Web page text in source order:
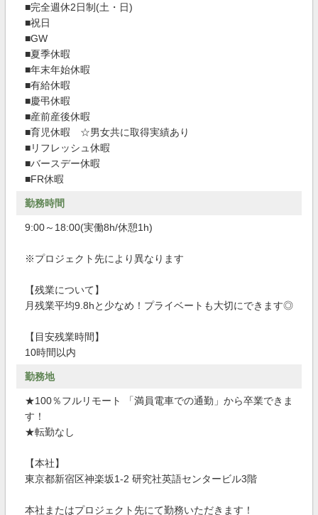
■完全週休2日制(土・日)
■祝日
■GW
■夏季休暇
■年末年始休暇
■有給休暇
■慶弔休暇
■産前産後休暇
■育児休暇 ☆男女共に取得実績あり
■リフレッシュ休暇
■バースデー休暇
■FR休暇
勤務時間
9:00～18:00(実働8h/休憩1h)
※プロジェクト先により異なります
【残業について】
月残業平均9.8hと少なめ！プライベートも大切にできます◎
【目安残業時間】
10時間以内
勤務地
★100％フルリモート 「満員電車での通勤」から卒業できま
す！
★転勤なし
【本社】
東京都新宿区神楽坂1-2 研究社英語センタービル3階
本社またはプロジェクト先にて勤務いただきます！